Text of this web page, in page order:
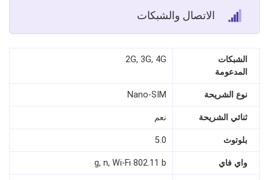
الاتصال والشبكات
الشبكات
المدعومة
2G, 3G, 4G
نوع الشريحة Nano‑SIM
ثنائي الشريحة نعم
بلوتوث 5.0
واي فاي g, n, Wi‑Fi 802.11 b